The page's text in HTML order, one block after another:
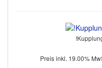
Preis inkl. 19.00%